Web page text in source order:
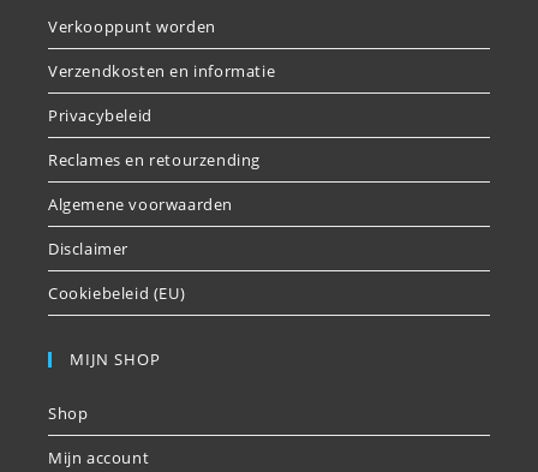
Verkooppunt worden
Verzendkosten en informatie
Privacybeleid
Reclames en retourzending
Algemene voorwaarden
Disclaimer
Cookiebeleid (EU)
MIJN SHOP
Shop
Mijn account